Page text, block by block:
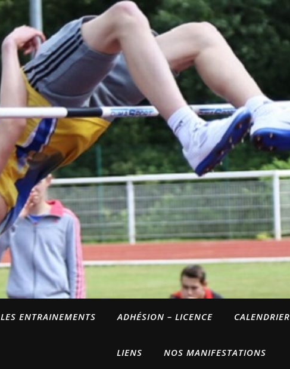
LES ENTRAINEMENTS ADHÉSION – LICENCE CALENDRIER
LIENS NOS MANIFESTATIONS